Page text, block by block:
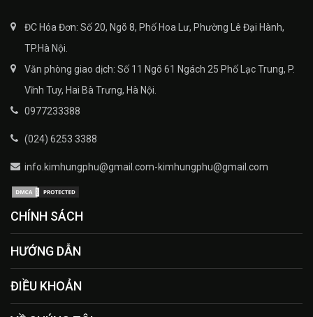
ĐC Hóa Đơn: Số 20, Ngõ 8, Phố Hoa Lư, Phường Lê Đại Hành,
TP.Hà Nội.
Văn phòng giao dịch: Số 11 Ngõ 61 Ngách 25 Phố Lạc Trung, P.
Vĩnh Tuy, Hai Bà Trưng, Hà Nội.
0977233388
(024) 6253 3388
info.kimhungphu@gmail.com-kimhungphu@gmail.com
CHÍNH SÁCH
HƯỚNG DẪN
ĐIỀU KHOẢN